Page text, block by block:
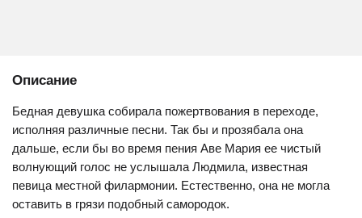
Описание
Бедная девушка собирала пожертвования в переходе,
исполняя различные песни. Так бы и прозябала она
дальше, если бы во время пения Аве Мария ее чистый
волнующий голос не услышала Людмила, известная
певица местной филармонии. Естественно, она не могла
оставить в грязи подобный самородок.